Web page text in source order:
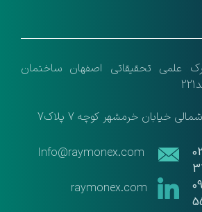
علمی تحقیقاتی اصفهان ساختمان
raymonex.com
​​Info@raymonex.com
خیابان خرمشهر کوچه 7 پلاک7